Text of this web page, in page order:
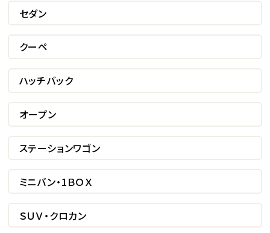
セダン
クーペ
ハッチバック
オープン
ステーションワゴン
ミニバン・1ＢＯＸ
ＳＵＶ・クロカン